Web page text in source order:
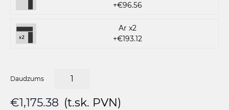
+€96.56
Ar x2
+€193.12
Daudzums
€1,175.38 (t.sk. PVN)